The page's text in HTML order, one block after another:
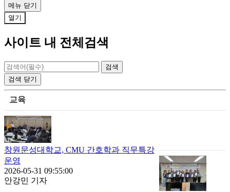
메뉴 닫기
열기
사이트 내 전체검색
검색 닫기
교육
창원문성대학교, CMU 간호학과 직무특강
운영
2026-05-31 09:55:00
안강민 기자